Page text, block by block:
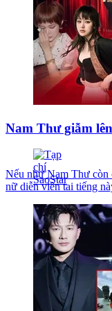
Nam Thư giẫm
Nếu như Nam Thư còn
nữ diễn viên tai tiếng